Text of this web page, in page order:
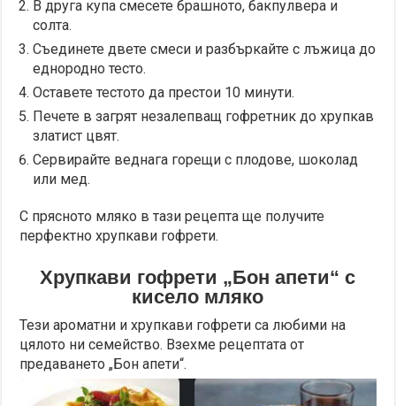
В друга купа смесете брашното, бакпулвера и
солта.
Съединете двете смеси и разбъркайте с лъжица до
еднородно тесто.
Оставете тестото да престои 10 минути.
Печете в загрят незалепващ гофретник до хрупкав
златист цвят.
Сервирайте веднага горещи с плодове, шоколад
или мед.
С прясното мляко в тази рецепта ще получите
перфектно хрупкави гофрети.
Хрупкави гофрети „Бон апети“ с
кисело мляко
Тези ароматни и хрупкави гофрети са любими на
цялото ни семейство. Взехме рецептата от
предаването „Бон апети“.